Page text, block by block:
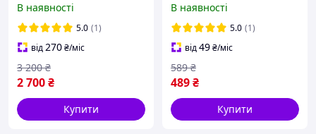
куму, на день
народження
В наявності
5.0 (1)
від270₴/міс
2 700₴
3 200 ₴
Купити
В наявності
5.0 (1)
від49₴/міс
489₴
589 ₴
Купити